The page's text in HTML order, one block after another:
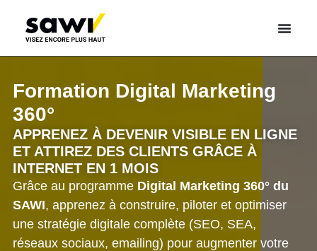
Formation Digital Marketing
360°
APPRENEZ À DEVENIR VISIBLE EN LIGNE
ET ATTIREZ DES CLIENTS GRÂCE À
INTERNET EN 1 MOIS
Grâce au programme Digital Marketing 360° du
SAWI, apprenez à construire, piloter et optimiser
une stratégie digitale complète (SEO, SEA,
réseaux sociaux, emailing) pour augmenter votre